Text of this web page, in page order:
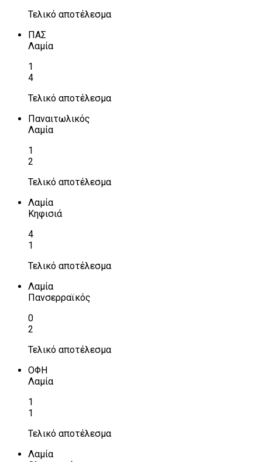
Τελικό αποτέλεσμα
ΠΑΣ
Λαμία
1
4
Τελικό αποτέλεσμα
Παναιτωλικός
Λαμία
1
2
Τελικό αποτέλεσμα
Λαμία
Κηφισιά
4
1
Τελικό αποτέλεσμα
Λαμία
Πανσερραϊκός
0
2
Τελικό αποτέλεσμα
ΟΦΗ
Λαμία
1
1
Τελικό αποτέλεσμα
Λαμία